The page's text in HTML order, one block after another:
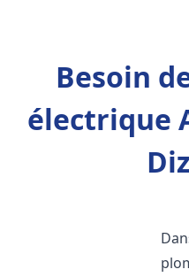
Besoin
électrique